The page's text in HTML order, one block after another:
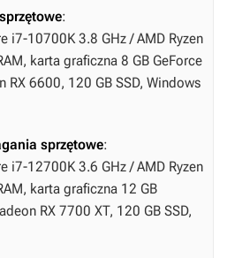
:
i7-10700K 3.8 GHz / AMD Ryzen
karta graficzna 8 GB GeForce
RX 6600, 120 GB SSD, Windows
sprzętowe:
i7-12700K 3.6 GHz / AMD Ryzen
karta graficzna 12 GB
RX 7700 XT, 120 GB SSD,